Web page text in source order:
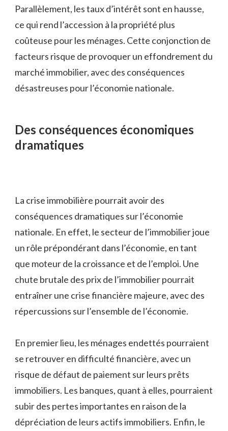
Parallèlement, les taux d’intérêt sont en hausse,
ce qui rend l’accession à la propriété plus
coûteuse pour les ménages. Cette conjonction de
facteurs risque de provoquer un effondrement du
marché immobilier, avec des conséquences
désastreuses pour l’économie nationale.
Des conséquences économiques
dramatiques
La crise immobilière pourrait avoir des
conséquences dramatiques sur l’économie
nationale. En effet, le secteur de l’immobilier joue
un rôle prépondérant dans l’économie, en tant
que moteur de la croissance et de l’emploi. Une
chute brutale des prix de l’immobilier pourrait
entraîner une crise financière majeure, avec des
répercussions sur l’ensemble de l’économie.
En premier lieu, les ménages endettés pourraient
se retrouver en difficulté financière, avec un
risque de défaut de paiement sur leurs prêts
immobiliers. Les banques, quant à elles, pourraient
subir des pertes importantes en raison de la
dépréciation de leurs actifs immobiliers. Enfin, le